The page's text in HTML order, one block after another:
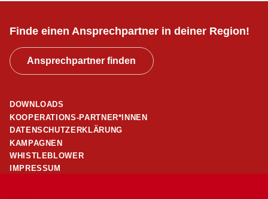
Finde einen Ansprechpartner in deiner Region!
Ansprechpartner finden
DOWNLOADS
KOOPERATIONS-PARTNER*INNEN
DATENSCHUTZERKLÄRUNG
KAMPAGNEN
WHISTLEBLOWER
IMPRESSUM